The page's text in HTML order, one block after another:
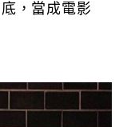
，當成電影